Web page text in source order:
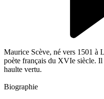
Maurice Scève, né vers 1501 à
poète français du XVIe siècle.
haulte vertu.
Biographie